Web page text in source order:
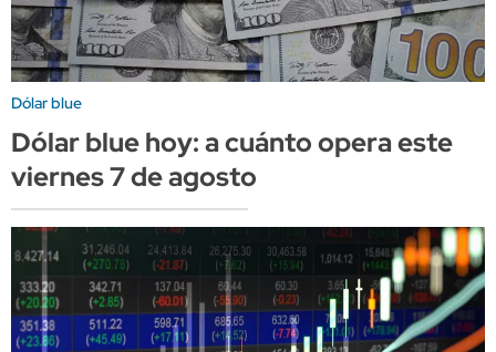
Dólar blue
Dólar blue hoy: a cuánto opera este
viernes 7 de agosto